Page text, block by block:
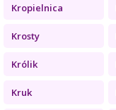
Kropielnica
Krosty
Królik
Kruk